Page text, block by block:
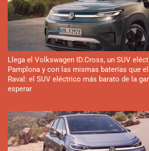
Llega el Volkswagen ID.Cross, un SUV
Pamplona y con las mismas baterías que el
Raval: el SUV eléctrico más barato de la
esperar